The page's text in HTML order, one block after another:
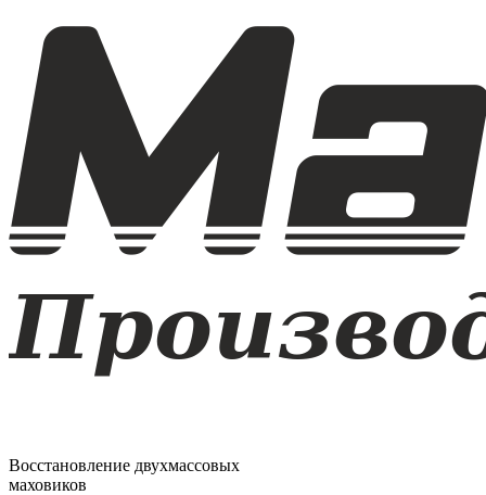
Восстановление двухмассовых
маховиков